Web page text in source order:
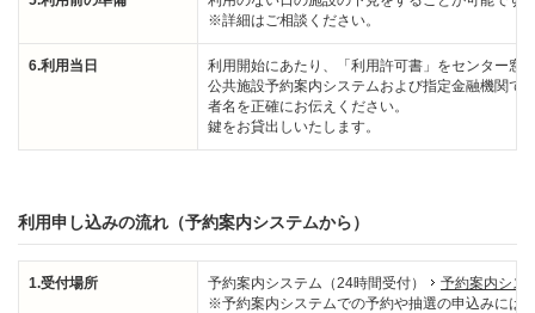
※詳細はご相談ください。
6.利用当日
利用開始にあたり、「利用許可書」をセンター窓
公共施設予約案内システムおよび指定金融機関で
者名を正確にお伝えください。
鍵をお貸出しいたします。
利用申し込みの流れ（予約案内システムから）
1.受付場所 予約案内システム（24時間受付）
予約案内シス
※予約案内システムでの予約や抽選の申込みには